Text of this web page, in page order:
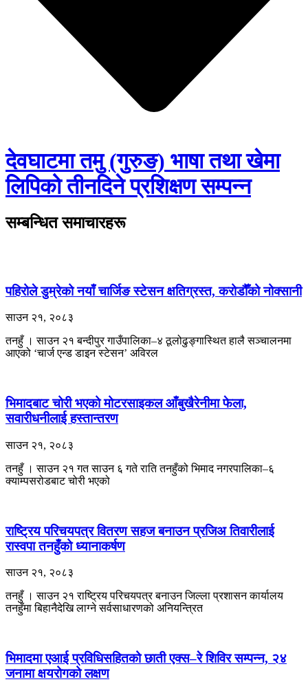
देवघाटमा तमु (गुरुङ) भाषा तथा खेमा
लिपिको तीनदिने प्रशिक्षण सम्पन्न
सम्बन्धित समाचारहरू
पहिरोले डुम्रेको नयाँ चार्जिङ स्टेसन क्षतिग्रस्त, करोडौँको नोक्सानी
साउन २१, २०८३
तनहुँ । साउन २१ बन्दीपुर गाउँपालिका–४ ठूलोढुङ्गास्थित हालै सञ्चालनमा
आएको ‘चार्ज एन्ड डाइन स्टेसन’ अविरल
भिमादबाट चोरी भएको मोटरसाइकल आँबुखैरेनीमा फेला,
सवारीधनीलाई हस्तान्तरण
साउन २१, २०८३
तनहुँ । साउन २१ गत साउन ६ गते राति तनहुँको भिमाद नगरपालिका–६
क्याम्पसरोडबाट चोरी भएको
राष्ट्रिय परिचयपत्र वितरण सहज बनाउन प्रजिअ तिवारीलाई
रास्वपा तनहुँको ध्यानाकर्षण
साउन २१, २०८३
तनहुँ । साउन २१ राष्ट्रिय परिचयपत्र बनाउन जिल्ला प्रशासन कार्यालय
तनहुँमा बिहानैदेखि लाग्ने सर्वसाधारणको अनियन्त्रित
भिमादमा एआई प्रविधिसहितको छाती एक्स–रे शिविर सम्पन्न, २४
जनामा क्षयरोगको लक्षण